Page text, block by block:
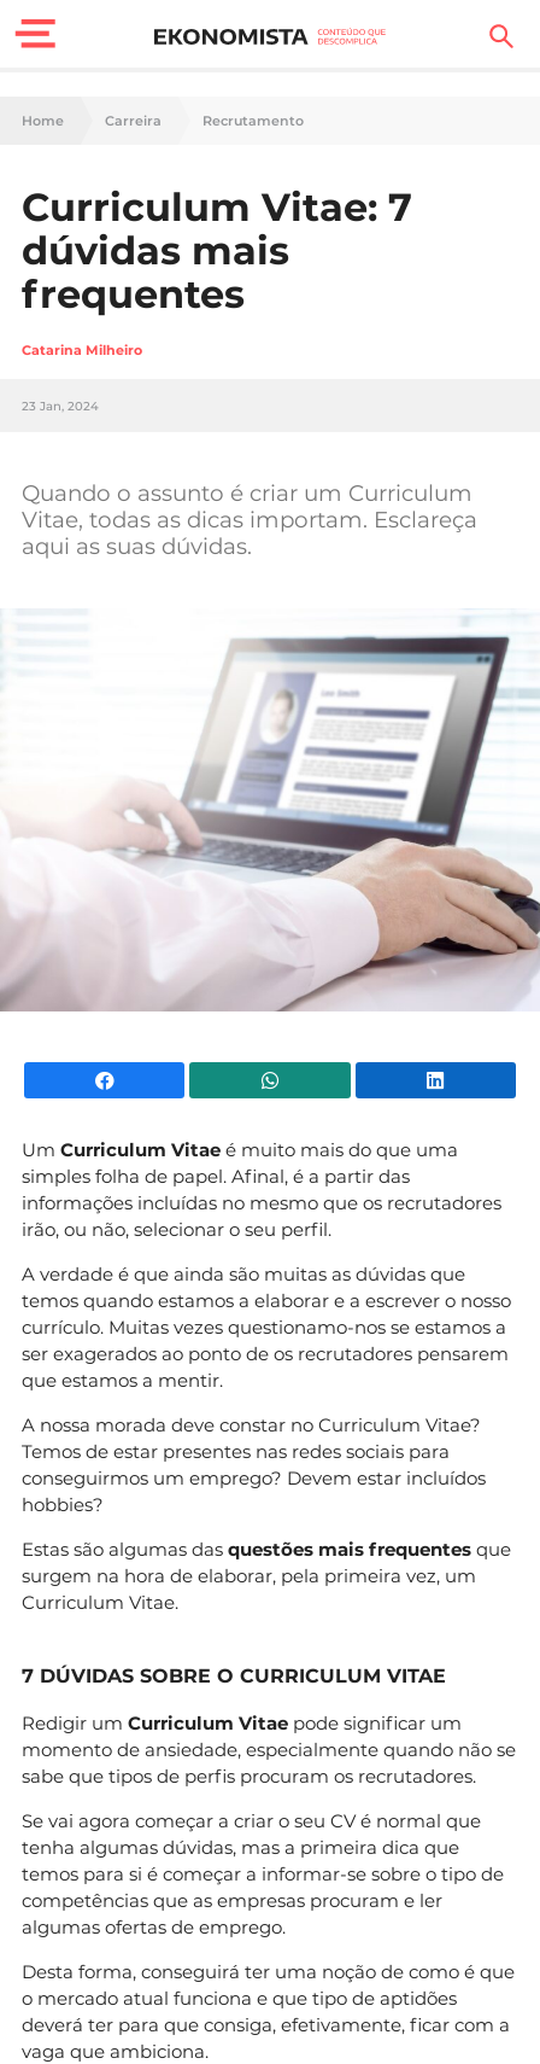
Finanças Pessoais
Carreira
Casa
Lifestyle
Sociedade
Negócios
Mundial 2026
Home Carreira Recrutamento
Curriculum Vitae: 7
dúvidas mais
frequentes
Catarina Milheiro
23 Jan, 2024
Quando o assunto é criar um Curriculum
Vitae, todas as dicas importam. Esclareça
aqui as suas dúvidas.
Facebook WhatsApp
Um Curriculum Vitae é muito mais do que uma
simples folha de papel. Afinal, é a partir das
informações incluídas no mesmo que os recrutadores
irão, ou não, selecionar o seu perfil.
A verdade é que ainda são muitas as dúvidas que
temos quando estamos a elaborar e a escrever o nosso
currículo. Muitas vezes questionamo-nos se estamos a
ser exagerados ao ponto de os recrutadores pensarem
que estamos a mentir.
A nossa morada deve constar no Curriculum Vitae?
Temos de estar presentes nas redes sociais para
conseguirmos um emprego? Devem estar incluídos
hobbies?
Estas são algumas das questões mais frequentes que
surgem na hora de elaborar, pela primeira vez, um
Curriculum Vitae.
7 DÚVIDAS SOBRE O CURRICULUM VITAE
Redigir um Curriculum Vitae pode significar um
momento de ansiedade, especialmente quando não se
sabe que tipos de perfis procuram os recrutadores.
Se vai agora começar a criar o seu CV é normal que
tenha algumas dúvidas, mas a primeira dica que
temos para si é começar a informar-se sobre o tipo de
competências que as empresas procuram e ler
algumas ofertas de emprego.
Desta forma, conseguirá ter uma noção de como é que
o mercado atual funciona e que tipo de aptidões
deverá ter para que consiga, efetivamente, ficar com a
vaga que ambiciona.